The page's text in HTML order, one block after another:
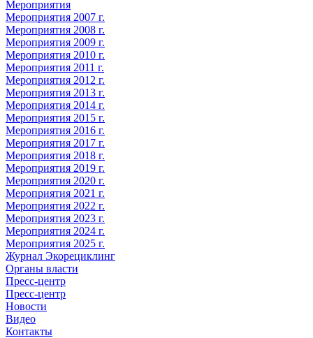
Мероприятия
Мероприятия 2007 г.
Мероприятия 2008 г.
Мероприятия 2009 г.
Мероприятия 2010 г.
Мероприятия 2011 г.
Мероприятия 2012 г.
Мероприятия 2013 г.
Мероприятия 2014 г.
Мероприятия 2015 г.
Мероприятия 2016 г.
Мероприятия 2017 г.
Мероприятия 2018 г.
Мероприятия 2019 г.
Мероприятия 2020 г.
Мероприятия 2021 г.
Мероприятия 2022 г.
Мероприятия 2023 г.
Мероприятия 2024 г.
Мероприятия 2025 г.
Журнал Экорециклинг
Органы власти
Пресс-центр
Пресс-центр
Новости
Видео
Контакты